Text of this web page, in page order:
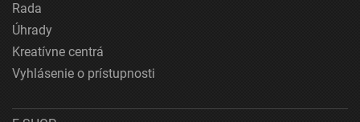
Rada
Úhrady
Kreatívne centrá
Vyhlásenie o prístupnosti